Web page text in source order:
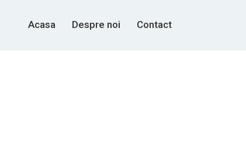
Acasa Despre noi Contact